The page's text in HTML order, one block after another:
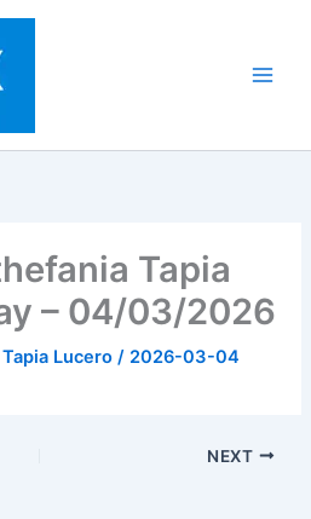
Tapia
– 04/03/2026
Lucero/ 2026-03-04
NEXT